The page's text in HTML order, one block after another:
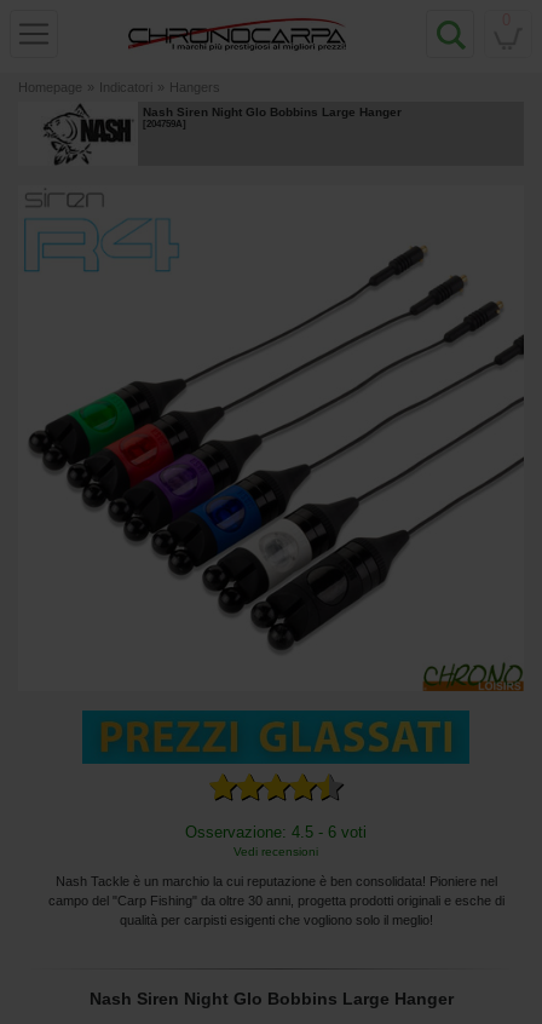
Homepage » Indicatori » Hangers
Nash Siren Night Glo Bobbins Large Hanger
[204759A]
Osservazione: 4.5 - 6 voti
Vedi recensioni
Nash Tackle è un marchio la cui reputazione è ben consolidata! Pioniere nel
campo del "Carp Fishing" da oltre 30 anni, progetta prodotti originali e esche di
qualità per carpisti esigenti che vogliono solo il meglio!
Nash Siren Night Glo Bobbins Large Hanger